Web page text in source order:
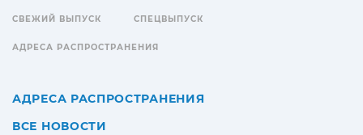
СВЕЖИЙ ВЫПУСК СПЕЦВЫПУСК
АДРЕСА РАСПРОСТРАНЕНИЯ
АДРЕСА РАСПРОСТРАНЕНИЯ
ВСЕ НОВОСТИ